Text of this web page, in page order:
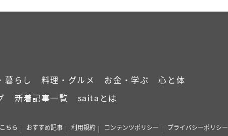
暮らし 料理・グルメ お金・学ぶ
心と体
新着記事一覧 saitaとは
ちら おすすめ記事 利用規約 コンテンツポリシー プライバシーポリシー